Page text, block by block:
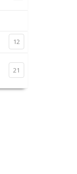
12
21